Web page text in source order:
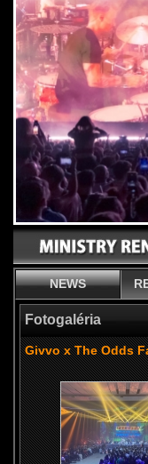
NEWS
Fotogaléria
Givvo x The Odds